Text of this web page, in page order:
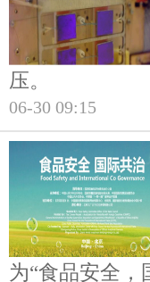
压。
06-30 09:15
为“食品安全，